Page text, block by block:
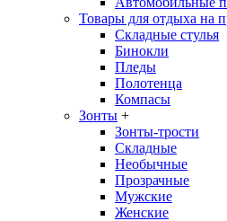
Товары для отдыха на
Складные стулья
Бинокли
Пледы
Полотенца
Компасы
Зонты +
Зонты-трости
Складные
Необычные
Прозрачные
Мужские
Женские